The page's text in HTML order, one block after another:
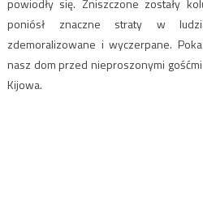
powiodły się. Zniszczone zostały
poniósł znaczne straty w
zdemoralizowane i wyczerpane.
nasz dom przed nieproszonymi
Kijowa.